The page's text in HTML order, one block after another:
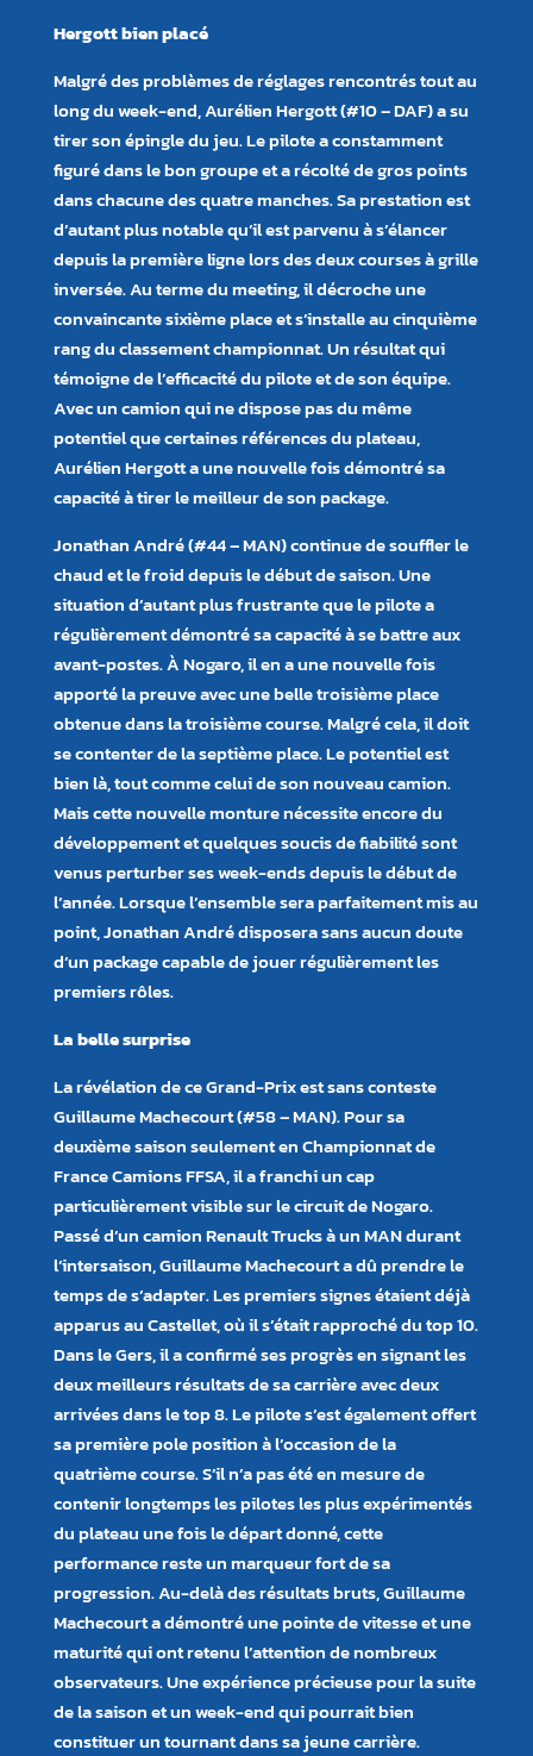
Hergott bien placé
Malgré des problèmes de réglages rencontrés tout au
long du week-end, Aurélien Hergott (#10 – DAF) a su
tirer son épingle du jeu. Le pilote a constamment
figuré dans le bon groupe et a récolté de gros points
dans chacune des quatre manches. Sa prestation est
d’autant plus notable qu’il est parvenu à s’élancer
depuis la première ligne lors des deux courses à grille
inversée. Au terme du meeting, il décroche une
convaincante sixième place et s’installe au cinquième
rang du classement championnat. Un résultat qui
témoigne de l’efficacité du pilote et de son équipe.
Avec un camion qui ne dispose pas du même
potentiel que certaines références du plateau,
Aurélien Hergott a une nouvelle fois démontré sa
capacité à tirer le meilleur de son package.
Jonathan André (#44 – MAN) continue de souffler le
chaud et le froid depuis le début de saison. Une
situation d’autant plus frustrante que le pilote a
régulièrement démontré sa capacité à se battre aux
avant-postes. À Nogaro, il en a une nouvelle fois
apporté la preuve avec une belle troisième place
obtenue dans la troisième course. Malgré cela, il doit
se contenter de la septième place. Le potentiel est
bien là, tout comme celui de son nouveau camion.
Mais cette nouvelle monture nécessite encore du
développement et quelques soucis de fiabilité sont
venus perturber ses week-ends depuis le début de
l’année. Lorsque l’ensemble sera parfaitement mis au
point, Jonathan André disposera sans aucun doute
d’un package capable de jouer régulièrement les
premiers rôles.
La belle surprise
La révélation de ce Grand-Prix est sans conteste
Guillaume Machecourt (#58 – MAN). Pour sa
deuxième saison seulement en Championnat de
France Camions FFSA, il a franchi un cap
particulièrement visible sur le circuit de Nogaro.
Passé d’un camion Renault Trucks à un MAN durant
l’intersaison, Guillaume Machecourt a dû prendre le
temps de s’adapter. Les premiers signes étaient déjà
apparus au Castellet, où il s’était rapproché du top 10.
Dans le Gers, il a confirmé ses progrès en signant les
deux meilleurs résultats de sa carrière avec deux
arrivées dans le top 8. Le pilote s’est également offert
sa première pole position à l’occasion de la
quatrième course. S’il n’a pas été en mesure de
contenir longtemps les pilotes les plus expérimentés
du plateau une fois le départ donné, cette
performance reste un marqueur fort de sa
progression. Au-delà des résultats bruts, Guillaume
Machecourt a démontré une pointe de vitesse et une
maturité qui ont retenu l’attention de nombreux
observateurs. Une expérience précieuse pour la suite
de la saison et un week-end qui pourrait bien
constituer un tournant dans sa jeune carrière.